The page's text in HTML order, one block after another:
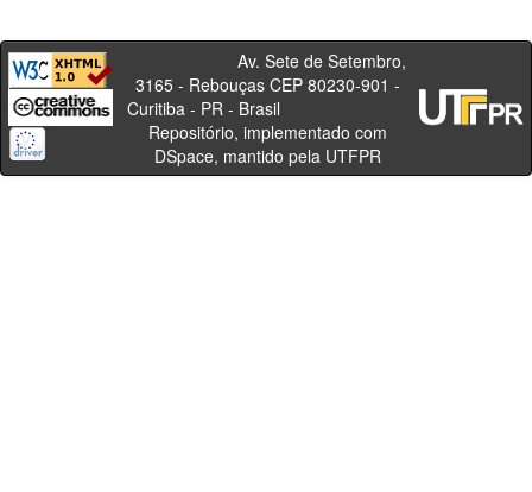
Av. Sete de Setembro,
3165 - Rebouças CEP 80230-901 -
Curitiba - PR - Brasil
Repositório, implementado com
DSpace, mantido pela UTFPR